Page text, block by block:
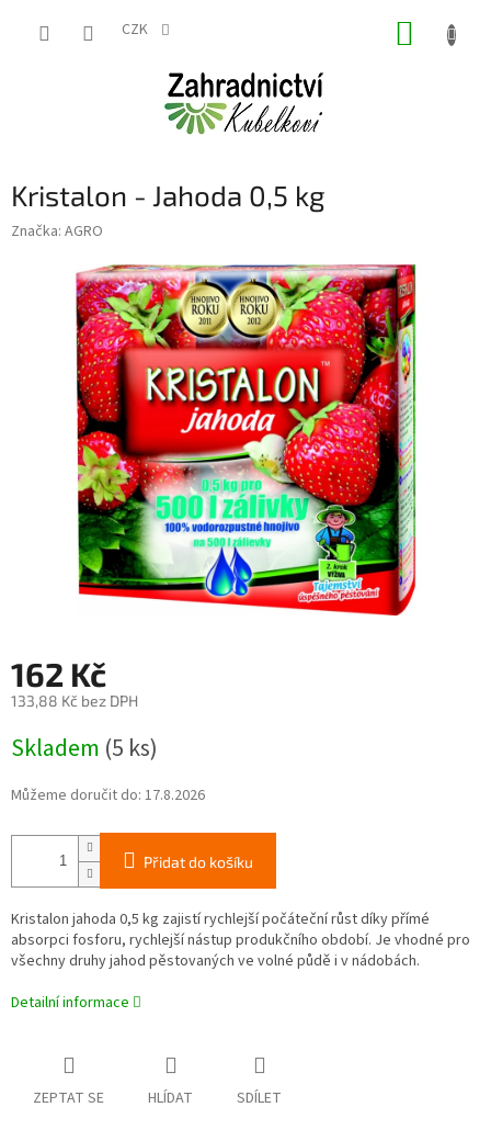
CZK
Kristalon - Jahoda 0,5 kg
Značka: AGRO
162 Kč
133,88 Kč bez DPH
cena:
Skladem (5 ks)
Můžeme doručit do: 17.8.2026
Přidat do košíku
Kristalon jahoda 0,5 kg zajistí rychlejší počáteční růst díky přímé
absorpci fosforu, rychlejší nástup produkčního období. Je vhodné pro
všechny druhy jahod pěstovaných ve volné půdě i v nádobách.
Detailní informace
ZEPTAT SE HLÍDAT SDÍLET